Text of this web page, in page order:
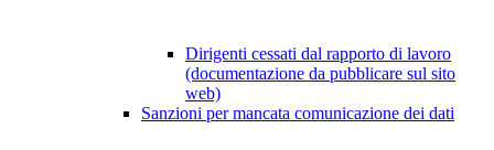
Dirigenti cessati dal rapporto di lavoro
(documentazione da pubblicare sul sito
web)
Sanzioni per mancata comunicazione dei dati